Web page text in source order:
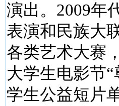
演出。2009年
表演和民族大
各类艺术大赛
大学生电影节
学生公益短片